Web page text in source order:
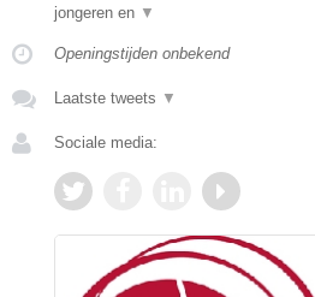
jongeren en ▼
Openingstijden onbekend
Laatste tweets ▼
Sociale media: